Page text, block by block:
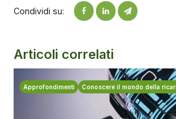
Condividi su:
Articoli correlati
Approfondimenti Conoscere il mondo della